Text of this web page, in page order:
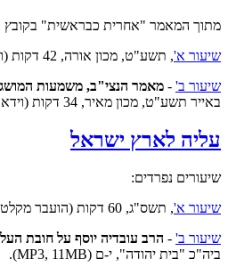
מתוך המאמר "אחרית כבראשית" בקובץ
שיעור א', תשע"ט, מכון אורה, 42 דקות (וידאו).
שיעור ב' - מאמר הנצי"ב, משמעות
באייר תשע"ט, מכון מאיר, 34 דקות (וידאו ואודיו).
עליה לארץ ישראל
שיעורים נפרדים:
שיעור א', תשס"ג, 60 דקות (הועבר מקלטת, MP3, 21MB).
שיעור ב' - הרב עובדיה יוסף על חובת
ביה"כ "בית יהודה", י-ם (MP3, 11MB).